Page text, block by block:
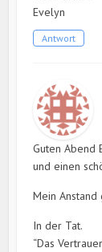
Evelyn
Antwort
Guten Abend
und einen
Mein
In der Tat.
“Das